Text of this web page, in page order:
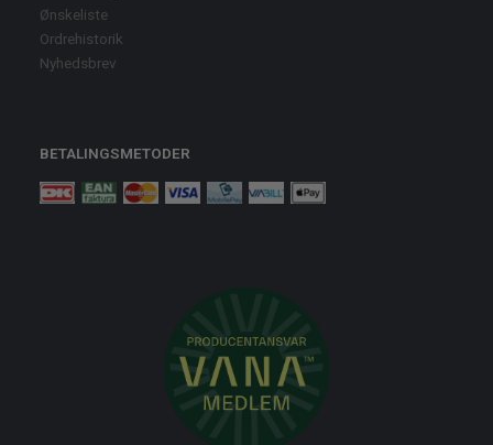
Ønskeliste
Ordrehistorik
Nyhedsbrev
BETALINGSMETODER